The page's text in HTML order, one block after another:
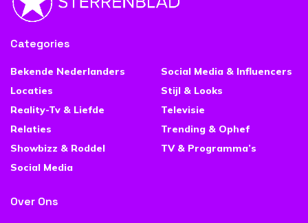
Categories
Bekende Nederlanders
Locaties
Reality-Tv & Liefde
Relaties
Showbizz & Roddel
Social Media
Social Media & Influencers
Stijl & Looks
Televisie
Trending & Ophef
TV & Programma’s
Over Ons